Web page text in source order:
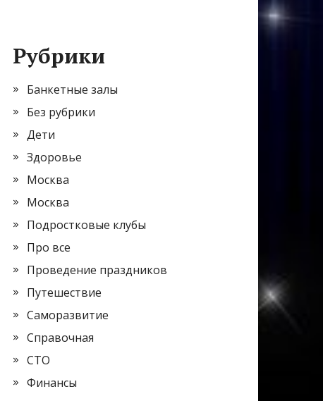
Рубрики
Банкетные залы
Без рубрики
Дети
Здоровье
Москва
Москва
Подростковые клубы
Про все
Проведение праздников
Путешествие
Саморазвитие
Справочная
СТО
Финансы